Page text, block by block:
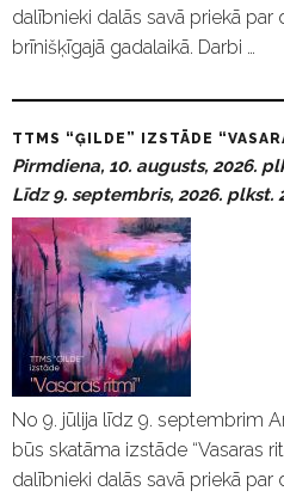
dalībnieki dalās savā priekā par
brīnišķīgajā gadalaikā. Darbi …
TTMS “ĢILDE” IZSTĀDE
Pirmdiena, 10. augusts, 2026.
Līdz 9. septembris, 2026. plkst.
No 9. jūlija līdz 9. septembrim
būs skatāma izstāde “Vasaras
dalībnieki dalās savā priekā par